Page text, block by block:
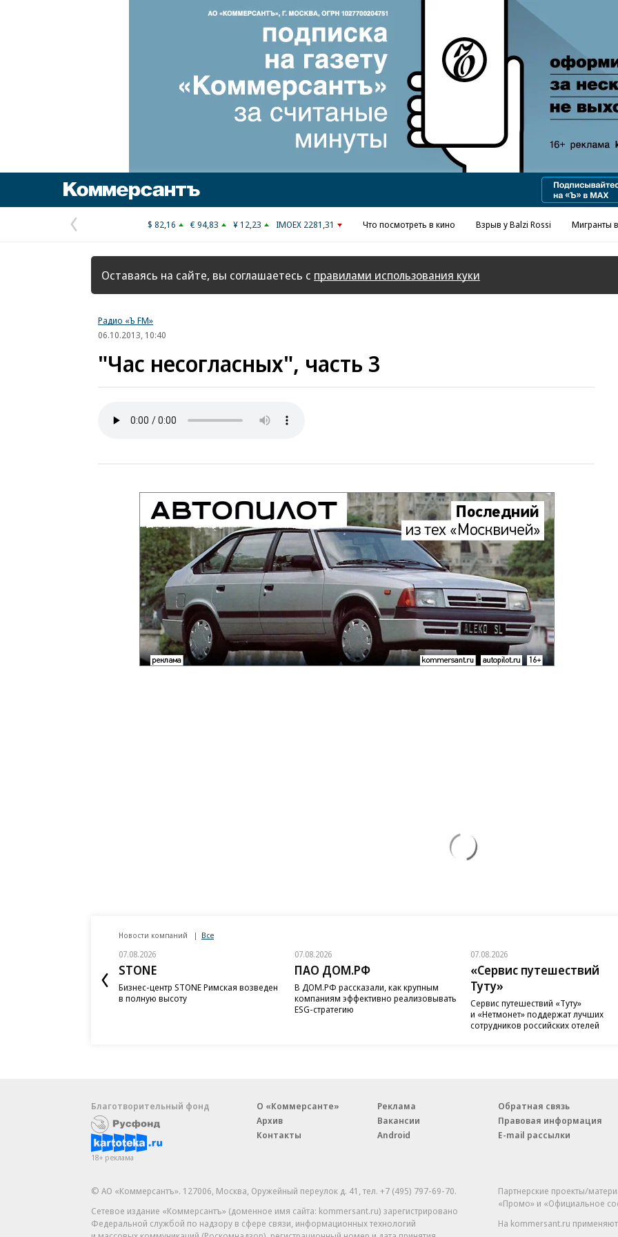
Реклама в «Ъ» www.kommersant.ru/ad
Предыдущая
страница
$ 82,16 € 94,83 ¥ 12,23 IMOEX 2281,31 Что посмотреть в кино Взрыв у Balzi Rossi Мигранты
Оставаясь на сайте, вы соглашаетесь с правилами использования куки
Радио «Ъ FM»
06.10.2013, 10:40
"Час несогласных", часть 3
Новости компаний Все
07.08.2026
STONE
Бизнес-центр STONE Римская возведен
в полную высоту
07.08.2026
ПАО ДОМ.РФ
В ДОМ.РФ рассказали, как крупным
компаниям эффективно реализовывать
ESG-стратегию
07.08.2026
«Сервис путешествий
Туту»
Сервис путешествий «Туту»
и «Нетмонет» поддержат лучших
сотрудников российских отелей
Благотворительный фонд
18+ реклама
О «Коммерсанте»
Архив
Контакты
Реклама
Вакансии
Android
Обратная связь
Правовая информация
E-mail рассылки
© АО «Коммерсантъ». 127006, Москва, Оружейный переулок д. 41,тел. +7 (495) 797-69-70.
Сетевое издание «Коммерсантъ» (доменное имя сайта: kommersant.ru) зарегистрировано
Федеральной службой по надзору в сфере связи, информационных технологий
Партнерские проекты/
«Промо» и «Официальное
На kommersant.ru